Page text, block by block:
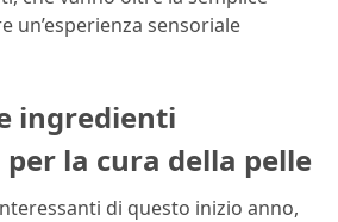
un’esperienza sensoriale
ingredienti
la cura della pelle
di questo inizio anno,